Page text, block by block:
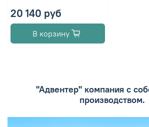
20 140 руб
В корзину
"Адвентер" компания с
производством.